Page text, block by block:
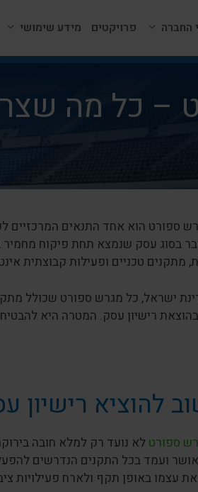
החברה פרויקטים מידע שימושי
– כל מה
ספורט הוא אחד התנאים המרכזיים
בסוג עסק שנמצא תחת פיקוח
מתקנים טכניים ופעילות קבוצתית
ישראל, כל מגרש ספורט שכולל
רישיון עסק. המטרה היא
להוציא רישיון
ספורט לא נועד רק למלא חובה
ועמד בכל התקנים הנדרשים
עצמו באופן תקף ולארח פעילויות